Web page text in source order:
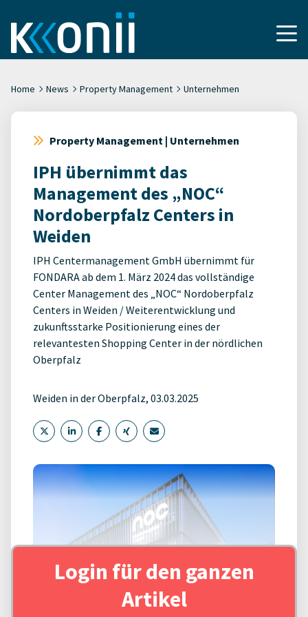
Home News Property Management Unternehmen
Property Management | Unternehmen
IPH übernimmt das
Management des „NOC“
Nordoberpfalz Centers in
Weiden
IPH Centermanagement GmbH übernimmt für
FONDARA ab dem 1. März 2024 das vollständige
Center Management des „NOC“ Nordoberpfalz
Centers in Weiden / Weiterentwicklung und
zukunftsstarke Positionierung eines der
relevantesten Shopping Center in der nördlichen
Oberpfalz
Weiden in der Oberpfalz, 03.03.2025
Login für den ganzen
Artikel